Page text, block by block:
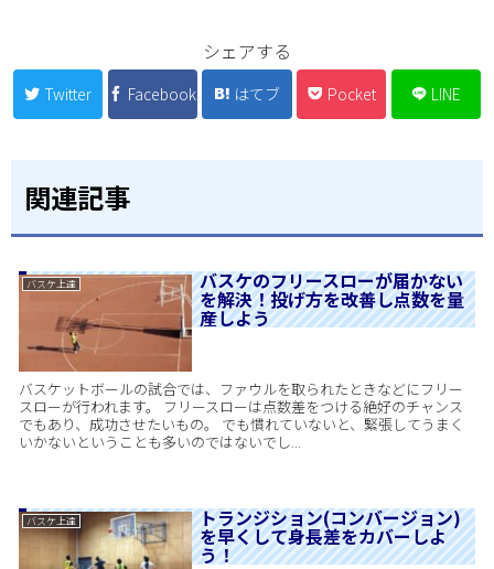
シェアする
Twitter Facebook はてブ Pocket LINE
関連記事
バスケ上達 バスケのフリースローが届かない
を解決！投げ方を改善し点数を量
産しよう
バスケットボールの試合では、ファウルを取られたときなどにフリー
スローが行われます。 フリースローは点数差をつける絶好のチャンス
でもあり、成功させたいもの。 でも慣れていないと、緊張してうまく
いかないということも多いのではないでし...
バスケ上達 トランジション(コンバージョン)
を早くして身長差をカバーしよ
う！